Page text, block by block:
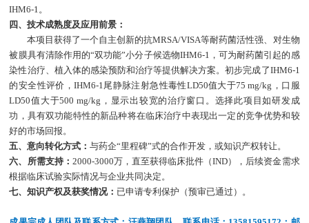
IHM6-1。
四、技术成熟度及应用前景：
本项目获得了一个自主创新的抗MRSA/VISA等耐药菌活性强、对生物
被膜具有清除作用的“双功能”小分子候选物IHM6-1，可为耐药菌引起的感
染性治疗、植入体的感染预防和治疗等提供解决方案。初步完成了IHM6-1
的安全性评价，IHM6-1尾静脉注射急性毒性LD50值大于75 mg/kg，口服
LD50值大于500 mg/kg，显示出较宽的治疗窗口。选择此项目如研发成
功，具有双功能特性的新品种将在临床治疗中表现出一定的竞争优势和较
好的市场回报。
五、意向转化方式：与药企“里程碑”式的合作开发，或知识产权转让。
六、所需支持： 2000-3000万，直至获得临床批件（IND），后续资金需求
根据临床试验实际情况与企业共同决定。
七、知识产权及获奖情况： 已申请专利保护（预审已通过）。